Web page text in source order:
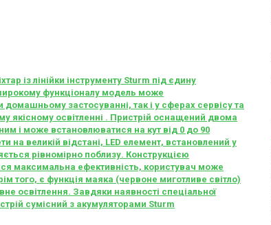
із лінійки інструменту Sturm під єдину
функціоналу модель може
застосуванні, так і у сферах сервісу та
якісному освітленні . Пристрій оснащений двома
і може встановлюватися на кут від 0 до 90
великій відстані, LED елемент, встановлений у
рівномірно поблизу. Конструкцією
максимальна ефективність, користувач може
того, є функція маяка (червоне миготливе світло)
освітлення. Завдяки наявності спеціальної
сумісний з акумуляторами Sturm